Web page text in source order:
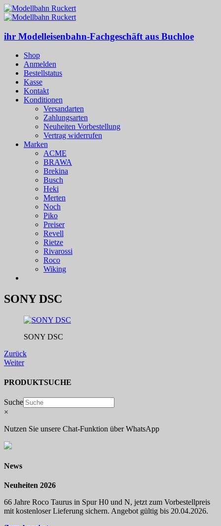
ihr Modelleisenbahn-Fachgeschäft aus Buchloe
Shop
Anmelden
Bestellstatus
Kasse
Kontakt
Konditionen
Versandarten
Zahlungsarten
Neuheiten Vorbestellung
Vertrag widerrufen
Marken
ACME
BRAWA
Brekina
Busch
Heki
Merten
Noch
Piko
Preiser
Revell
Rietze
Rivarossi
Roco
Wiking
SONY DSC
SONY DSC
Zurück
Weiter
PRODUKTSUCHE
Suche
×
Nutzen Sie unsere Chat-Funktion über WhatsApp
News
Neuheiten 2026
66 Jahre Roco Taurus in Spur H0 und N, jetzt zum Vorbestellpreis
mit kostenloser Lieferung sichern. Angebot gültig bis 20.04.2026.